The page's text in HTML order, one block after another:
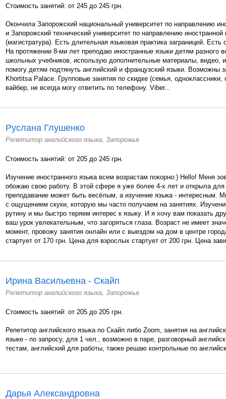
Стоимость занятий: от 245 до 245 грн.
Окончила Запорожский национальный университет по направлению
и Запорожский технический университет по направлению
(магистратура). Есть длительная языковая практика заграницей.
На протяжении 8-ми лет преподаю иностранные языки детям разного
школьных учебников, использую дополнительные материалы, видео,
помогу детям подтянуть английский и французский языки. Возможны
Khortitsa Palace. Групповые занятия по скидке (семья,
вайбер, не всегда могу ответить по телефону. Viber...
Руслана Глушенко
Репетитор английского языка, Запорожье
Стоимость занятий: от 205 до 245 грн.
Изучение иностранного языка всем возрастам покорно:) Hello! Меня
обожаю свою работу. В этой сфере я уже более 4-х лет и открыла для
преподавание может быть весёлым, а изучение языка - интересным.
с ощущением скуки, которую мы часто получаем на занятиях.
рутину и мы быстро теряем интерес к языку. И я хочу вам показать
ваш урок увлекательным, что загоряться глаза. Возраст не имеет
момент, провожу занятия онлайн или с выездом на дом в центре
стартует от 170 грн. Цена для взрослых стартует от 200 грн. Цена
Ирина Васильевна - Скайп
Репетитор английского языка, Запорожье
Стоимость занятий: от 205 до 205 грн.
Репетитор английского языка по Скайп либо Zoom, занятия на
языке - по запросу, для 1 чел., возможно в паре, разговорный
тестам, английский для работы, также решаю контрольные по
Дарья Александровна